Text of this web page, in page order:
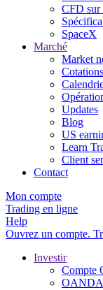
CFD sur
SpaceX
Marché
Market
Updates
Blog
US
Learn
Client
Contact
Mon compte
Trading en ligne
Help
Ouvrez un compte.
Investir
Compte
OANDA